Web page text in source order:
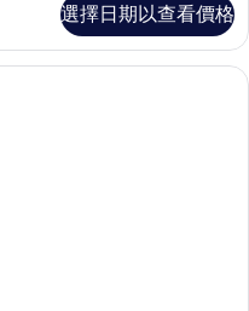
選擇日期以查看價格
棉床單、高級寢具、迷你吧、客